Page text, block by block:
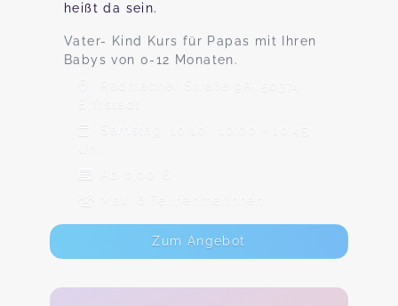
heißt da sein.
Vater- Kind Kurs für Papas mit Ihren
Babys von 0-12 Monaten.
Radmacher Straße 9A, 50374
Erftstadt
Samstag, 10.10., 10:00 - 10:45
Ab 0,00 €
Max. 6 TeilnehmerInnen
Zum Angebot